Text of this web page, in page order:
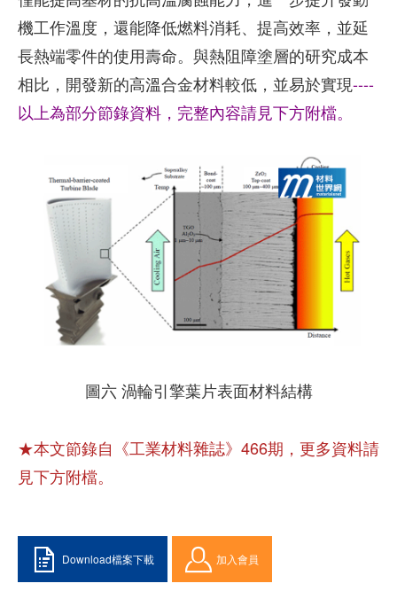
機工作溫度，還能降低燃料消耗、提高效率，並延
長熱端零件的使用壽命。與熱阻障塗層的研究成本
相比，開發新的高溫合金材料較低，並易於實現----
以上為部分節錄資料，完整內容請見下方附檔。
圖六 渦輪引擎葉片表面材料結構
★本文節錄自《工業材料雜誌》466期，更多資料請
見下方附檔。
Download檔案下載 加入會員